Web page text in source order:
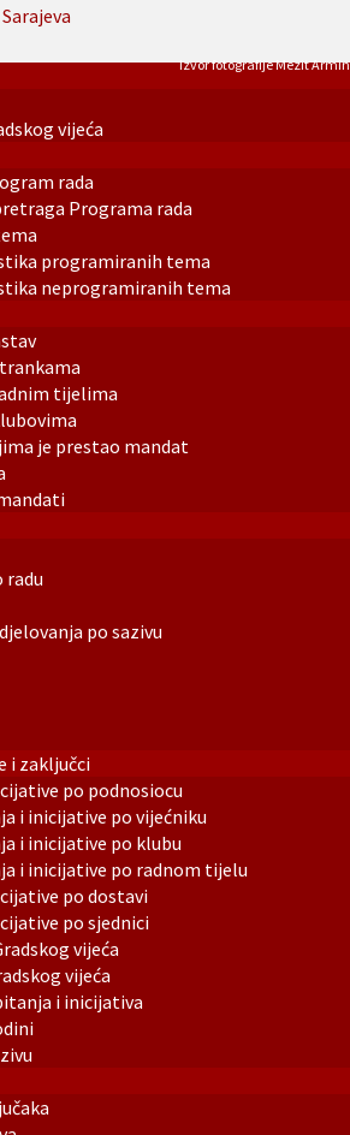
vijeća
rada
Programa rada
programiranih tema
neprogramiranih tema
tijelima
je prestao mandat
radu
po sazivu
i zaključci
po podnosiocu
i inicijative po vijećniku
i inicijative po klubu
i inicijative po radnom tijelu
po dostavi
po sjednici
vijeća
vijeća
i inicijativa
Izvor fotografije Mezit Armin